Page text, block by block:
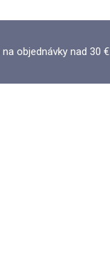
objednávky nad 30 €